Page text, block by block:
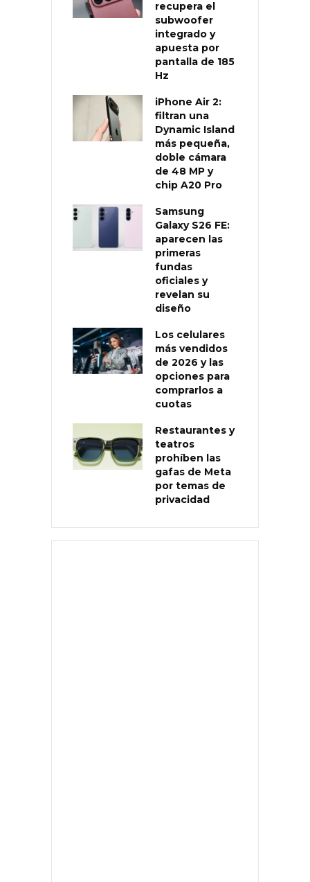
recupera el
subwoofer
integrado y
apuesta por
pantalla de 185
Hz
iPhone Air 2:
filtran una
Dynamic Island
más pequeña,
doble cámara
de 48 MP y
chip A20 Pro
Samsung
Galaxy S26 FE:
aparecen las
primeras
fundas
oficiales y
revelan su
diseño
Los celulares
más vendidos
de 2026 y las
opciones para
comprarlos a
cuotas
Restaurantes y
teatros
prohíben las
gafas de Meta
por temas de
privacidad